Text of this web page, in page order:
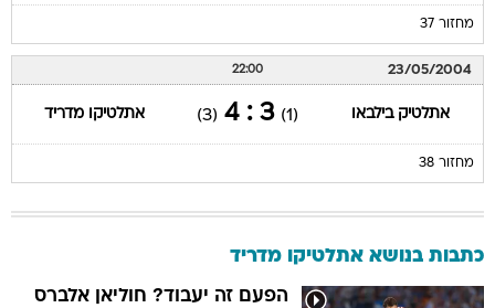
מחזור 37
23/05/2004
22:00
אתלטיק בילבאו (1)
3 : 4
(3) אתלטיקו מדריד
מחזור 38
כתבות בנושא אתלטיקו מדריד
הפעם זה יעבוד? חוליאן אלברס